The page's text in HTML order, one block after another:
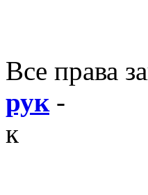
Все права
рук-
к